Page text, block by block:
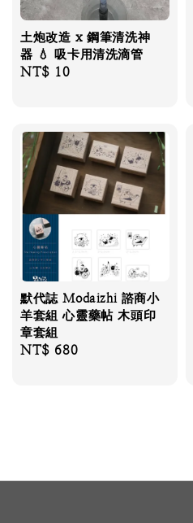
土炮改造 x 鋼筆清洗神
器 💧 吸卡用清洗滴管
Regular
NT$ 10
默代誌 Modaizhi 諮商小
羊套組 心靈藥帖 木頭印
章套組
Regular
NT$ 680